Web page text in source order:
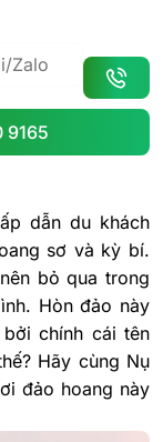
9165
dẫn du khách
sơ và kỳ bí.
bỏ qua trong
Hòn đảo này
chính cái tên
Hãy cùng Nụ
đảo hoang này